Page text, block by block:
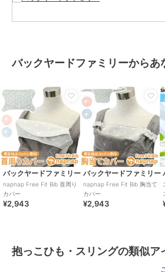
っこひも 抱っこ紐用 free fit bib よだれパッ
ブランド バックヤードファミリー
ショップ バックヤードファミリ
商品カテゴリ ベビー用品・おもちゃ
ひも・スリング
カラー ピンク、グレー/星、ブ
サイズ よだれカバー
バックヤードファミリーからあ
バックヤードファミリー
napnap Free Fit Bib 首周り
カバー
¥2,943
バックヤードファミリー
napnap Free Fit Bib 胸当て
カバー
¥2,943
抱っこひも・スリングの類似ア